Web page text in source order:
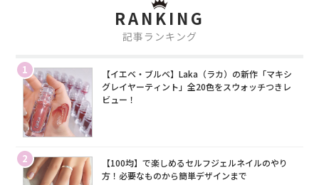
RANKING
記事ランキング
1
【イエベ・ブルベ】Laka（ラカ）の新作「マキシ
グレイヤーティント」全20色をスウォッチつきレ
ビュー！
2
【100均】で楽しめるセルフジェルネイルのやり
方！必要なものから簡単デザインまで